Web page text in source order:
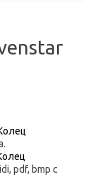
pdf, bmp c